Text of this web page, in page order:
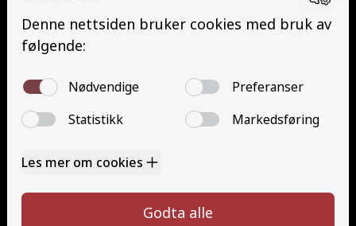
Traktor (T)
Traktor (T141 og T148)
Trafikalt grunnkurs (TG)
Gods (YDG – YSK)
Person (YDP – YSK)
Kontakt
52 70 87 90